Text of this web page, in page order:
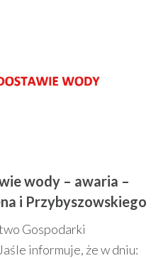
wody – awaria –
i Przybyszowskiego
Gospodarki
informuje, że w dniu: